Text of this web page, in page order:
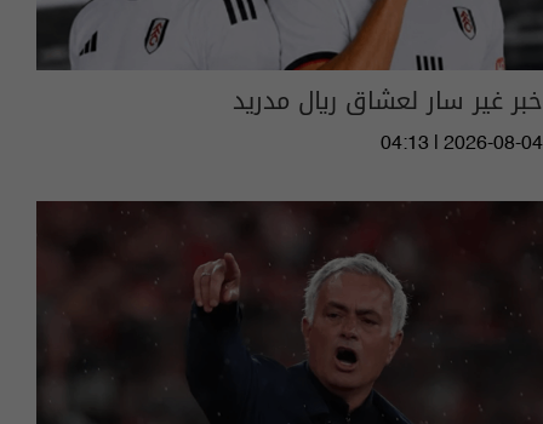
خبر غير سار لعشاق ريال مدريد
04:13 | 2026-08-04